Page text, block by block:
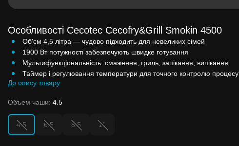
Особливості Cecotec Cecofry&Grill Smokin 4500
Об'єм 4,5 літра — чудово підходить для невеликих сімей
1900 Вт потужності забезпечують швидке готування
Мультифункціональність: смаження, гриль, запікання, випікання
Таймер і регулювання температури для точного контролю процесу
До опису товару
Объем чаши: 4.5
4.5 6.5 8.5 11